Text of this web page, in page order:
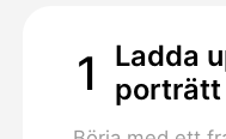
1
Ladda
porträtt